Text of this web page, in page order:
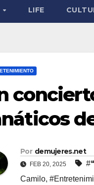
LIFE
Por demujeres.net
FEB 20, 2025
Camilo,